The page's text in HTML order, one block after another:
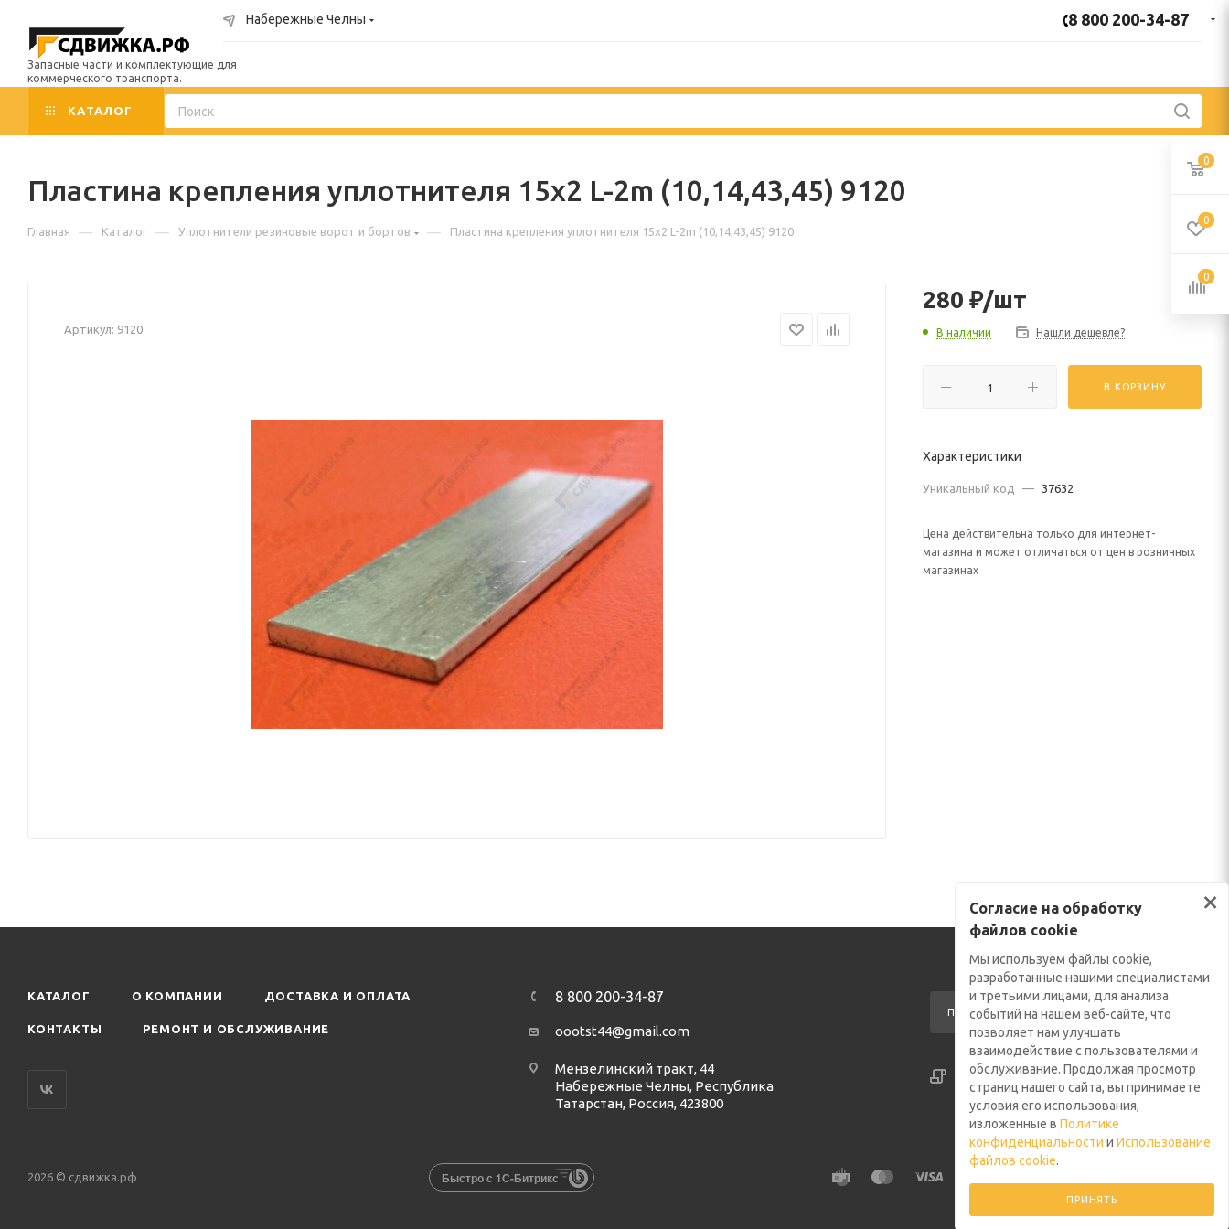
Запасные части и комплектующие для
коммерческого транспорта.
Набережные Челны 8 800 200-34-87
КАТАЛОГ
Пластина крепления уплотнителя 15х2 L-2m (10,14,43,45) 9120
Главная — Каталог — Уплотнители резиновые ворот и бортов — Пластина крепления уплотнителя 15х2 L-2m (10,14,43,45) 9120
Артикул: 9120
280 ₽/шт
В наличии Нашли дешевле?
В КОРЗИНУ
Характеристики
Уникальный код — 37632
Цена действительна только для интернет-
магазина и может отличаться от цен в розничных
магазинах
КАТАЛОГ О КОМПАНИИ ДОСТАВКА И ОПЛАТА
КОНТАКТЫ РЕМОНТ И ОБСЛУЖИВАНИЕ
8 800 200-34-87
oootst44@gmail.com
Мензелинский тракт, 44
Набережные Челны, Республика
Татарстан, Россия, 423800
ПОДПИСАТЬСЯ НА РАССЫЛКУ
СОГЛАСИЕ НА ОБРАБОТКУ ФАЙЛОВ COOKIE
2026 © сдвижка.рф Быстро с 1С-Битрикс
×
Согласие на обработку
файлов cookie
Мы используем файлы cookie,
разработанные нашими специалистами
и третьими лицами, для анализа
событий на нашем веб-сайте, что
позволяет нам улучшать
взаимодействие с пользователями и
обслуживание. Продолжая просмотр
страниц нашего сайта, вы принимаете
условия его использования,
изложенные в Политике
конфиденциальности и Использование
файлов cookie.
ПРИНЯТЬ
0
0
0